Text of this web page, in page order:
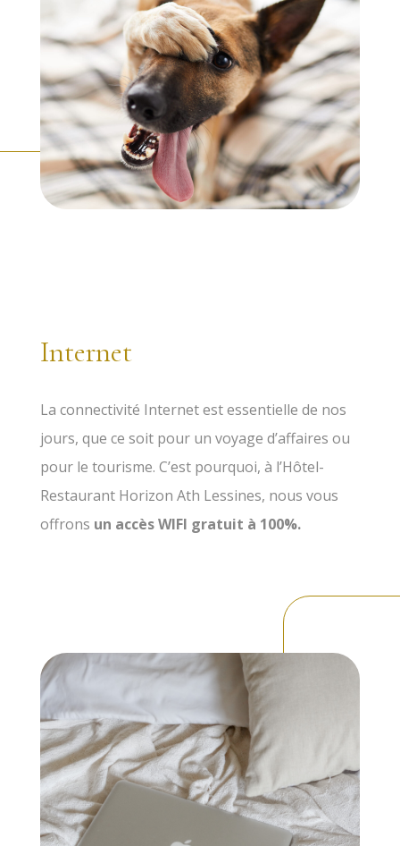
Internet
La connectivité Internet est essentielle de nos
jours, que ce soit pour un voyage d’affaires ou
pour le tourisme. C’est pourquoi, à l’Hôtel-
Restaurant Horizon Ath Lessines, nous vous
offrons un accès WIFI gratuit à 100%.